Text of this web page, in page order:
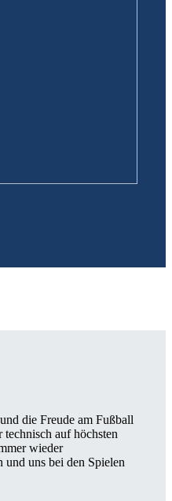
die Freude am Fußball
auf höchsten
wieder
und uns bei den Spielen